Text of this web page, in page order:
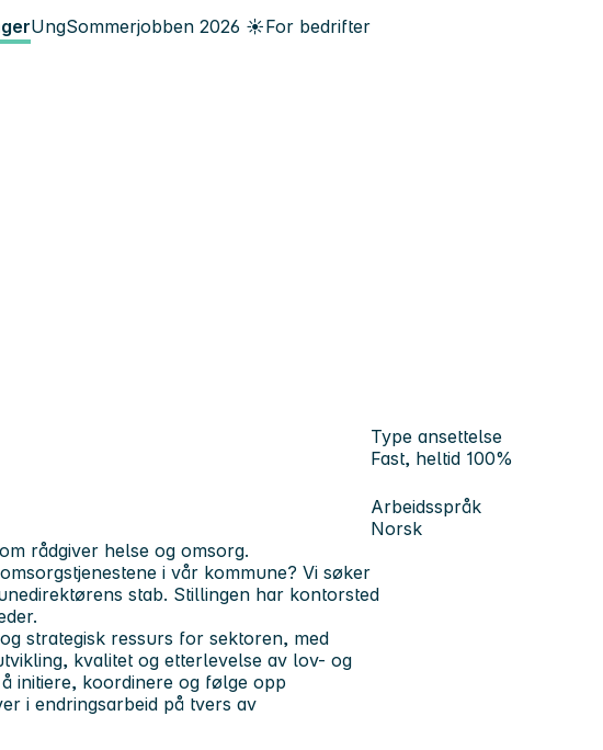
UngSommerjobben 2026 ☀️For bedrifter
Type ansettelse
Fast, heltid 100%
Arbeidsspråk
Norsk
rådgiver helse og omsorg.
i vår kommune? Vi søker
stab. Stillingen har kontorsted
strategisk ressurs for sektoren, med
kvalitet og etterlevelse av lov- og
initiere, koordinere og følge opp
i endringsarbeid på tvers av